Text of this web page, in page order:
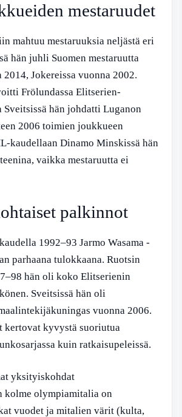
mestaruudet
mahtuu mestaruuksia neljästä eri
hän juhli Suomen mestaruutta
Jokereissa vuonna 2002.
Frölundassa Elitserien-
Sveitsissä hän johdatti Luganon
2006 toimien joukkueen
kaudellaan Dinamo Minskissä hän
vaikka mestaruutta ei
palkinnot
1992–93 Jarmo Wasama -
parhaana tulokkaana. Ruotsin
hän oli koko Elitserienin
Sveitsissä hän oli
vuonna 2006.
kertovat kyvystä suoriutua
kuin ratkaisupeleissä.
yksityiskohdat
kolme olympiamitalia on
vuodet ja mitalien värit (kulta,